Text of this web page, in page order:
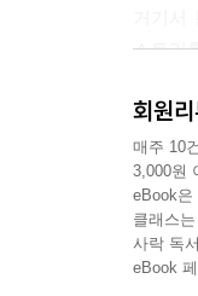
스토리
회원
매주 10
3,000원
eBook은
클래스
사락 독
eBook